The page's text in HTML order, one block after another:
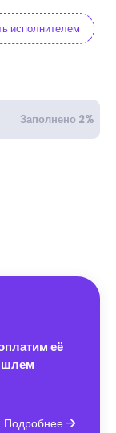
исполнителем
Заполнено 2%
её
Подробнее